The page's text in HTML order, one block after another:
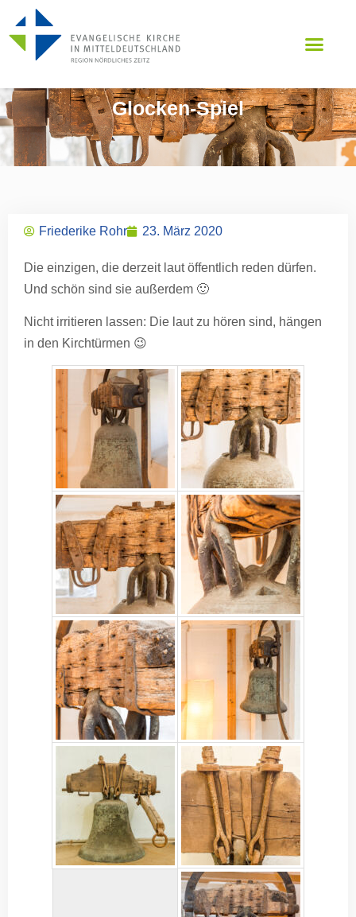
Glocken-Spiel
Friederike Rohr 23. März 2020
Die einzigen, die derzeit laut öffentlich reden dürfen.
Und schön sind sie außerdem 🙂
Nicht irritieren lassen: Die laut zu hören sind, hängen
in den Kirchtürmen 😉